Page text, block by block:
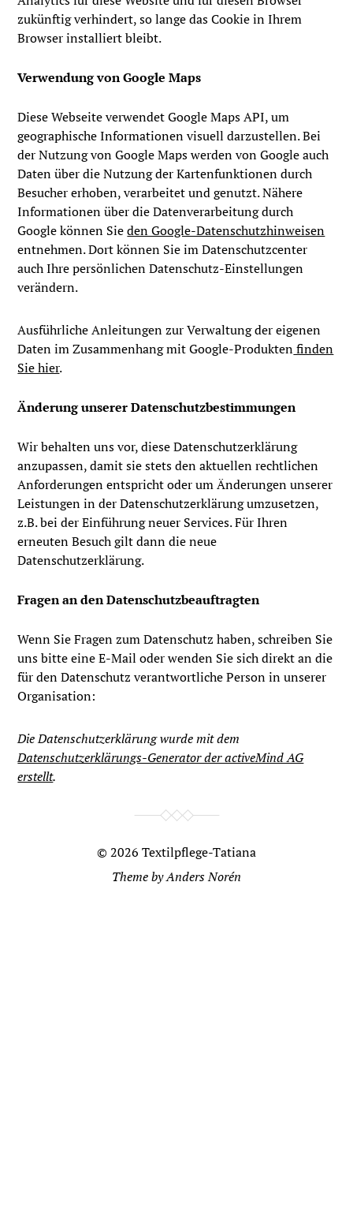
zukünftig verhindert, so lange das Cookie in Ihrem
Browser installiert bleibt.
Verwendung von Google Maps
Diese Webseite verwendet Google Maps API, um
geographische Informationen visuell darzustellen. Bei
der Nutzung von Google Maps werden von Google auch
Daten über die Nutzung der Kartenfunktionen durch
Besucher erhoben, verarbeitet und genutzt. Nähere
Informationen über die Datenverarbeitung durch
Google können Sieden Google-Datenschutzhinweisen
entnehmen. Dort können Sie im Datenschutzcenter
auch Ihre persönlichen Datenschutz-Einstellungen
verändern.
Ausführliche Anleitungen zur Verwaltung der eigenen
Daten im Zusammenhang mit Google-Produktenfinden
Sie hier.
Änderung unserer Datenschutzbestimmungen
Wir behalten uns vor, diese Datenschutzerklärung
anzupassen, damit sie stets den aktuellen rechtlichen
Anforderungen entspricht oder um Änderungen unserer
Leistungen in der Datenschutzerklärung umzusetzen,
z.B. bei der Einführung neuer Services. Für Ihren
erneuten Besuch gilt dann die neue
Datenschutzerklärung.
Fragen an den Datenschutzbeauftragten
Wenn Sie Fragen zum Datenschutz haben, schreiben Sie
uns bitte eine E-Mail oder wenden Sie sich direkt an die
für den Datenschutz verantwortliche Person in unserer
Organisation:
Die Datenschutzerklärung wurde mit dem
Datenschutzerklärungs-Generator der activeMind AG
erstellt.
© 2026 Textilpflege-Tatiana
Theme byAnders Norén